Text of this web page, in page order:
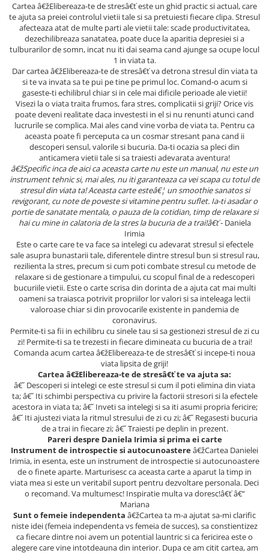
Masaj
MedConnect
Medicina & Farmacie
Medicina Pentru Toti
SealfHealing
Sport
Starea de bine
Terapii Alternative
AudioBook
Beletristica
Biografii, Memorii, Jurnale
Carti erotice
Carti pentru Adolescenti, Young
Adult
Crime, Thriller, Mistery
Literatura Romana
Literatura Universala
Romane de dragoste, Carti
romantice
Senzatii/Dragoste
Senzatii/Erotic
Senzatii/Suspans
Senzatii/Thriller
SF & Fantasy
Teatru
Teens Book Club
Umor
Birotica & Papetarie
Adezivi si benzi adezive
Cartea â€žElibereaza-te de stresâ€ť este un ghid practic si actual, care
te ajuta sa preiei controlul vietii tale si sa pretuiesti fiecare clipa. Stresul
afecteaza atat de multe parti ale vietii tale: scade productivitatea,
dezechilibreaza sanatatea, poate duce la aparitia depresiei si a
tulburarilor de somn, incat nu iti dai seama cand ajunge sa ocupe locul
1 in viata ta.
Dar cartea â€žElibereaza-te de stresâ€ť va detrona stresul din viata ta
si te va invata sa te pui pe tine pe primul loc. Comand-o acum si
gaseste-ti echilibrul chiar si in cele mai dificile perioade ale vietii!
Visezi la o viata traita frumos, fara stres, complicatii si griji? Orice vis
poate deveni realitate daca investesti in el si nu renunti atunci cand
lucrurile se complica. Mai ales cand vine vorba de viata ta. Pentru ca
aceasta poate fi perceputa ca un cosmar stresant pana cand ii
descoperi sensul, valorile si bucuria. Da-ti ocazia sa pleci din
anticamera vietii tale si sa traiesti adevarata aventura!
â€žSpecific inca de aici ca aceasta carte nu este un manual, nu este un
instrument tehnic si, mai ales, nu iti garanteaza ca vei scapa cu totul de
stresul din viata ta! Aceasta carte esteâ€¦ un smoothie sanatos si
revigorant, cu note de poveste si vitamine pentru suflet. Ia-ti asadar o
portie de sanatate mentala, o pauza de la cotidian, timp de relaxare si
hai cu mine in calatoria de la stres la bucuria de a trai!â€ť- Daniela
Irimia
Este o carte care te va face sa intelegi cu adevarat stresul si efectele
sale asupra bunastarii tale, diferentele dintre stresul bun si stresul rau,
rezilienta la stres, precum si cum poti combate stresul cu metode de
relaxare si de gestionare a timpului, cu scopul final de a redescoperi
bucuriile vietii. Este o carte scrisa din dorinta de a ajuta cat mai multi
oameni sa traiasca potrivit propriilor lor valori si sa inteleaga lectii
valoroase chiar si din provocarile existente in pandemia de
coronavirus.
Permite-ti sa fii in echilibru cu sinele tau si sa gestionezi stresul de zi cu
zi! Permite-ti sa te trezesti in fiecare dimineata cu bucuria de a trai!
Comanda acum cartea â€žElibereaza-te de stresâ€ť si incepe-ti noua
viata lipsita de griji!
Cartea â€žElibereaza-te de stresâ€ť te va ajuta sa:
â€˘ Descoperi si intelegi ce este stresul si cum il poti elimina din viata
ta; â€˘ Iti schimbi perspectiva cu privire la factorii stresori si la efectele
acestora in viata ta; â€˘ Inveti sa intelegi si sa iti asumi propria fericire;
â€˘ Iti ajustezi viata la ritmul stresului de zi cu zi; â€˘ Regasesti bucuria
de a trai in fiecare zi; â€˘ Traiesti pe deplin in prezent.
Pareri despre Daniela Irimia si prima ei carte
Instrument de introspectie si autocunoastereâ€žCartea Danielei
Irimia, in esenta, este un instrument de introspectie si autocunoastere
de o finete aparte. Marturisesc ca aceasta carte a aparut la timp in
viata mea si este un veritabil suport pentru dezvoltare personala. Deci
o recomand. Va multumesc! Inspiratie multa va doresc!â€ť â€“
Mariana
Sunt o femeie independenta â€žCartea ta m-a ajutat sa-mi clarific
niste idei (femeia independenta vs femeia de succes), sa constientizez
ca fiecare dintre noi avem un potential launtric si ca fericirea este o
alegere care vine intotdeauna din interior. Dupa ce am citit cartea, am